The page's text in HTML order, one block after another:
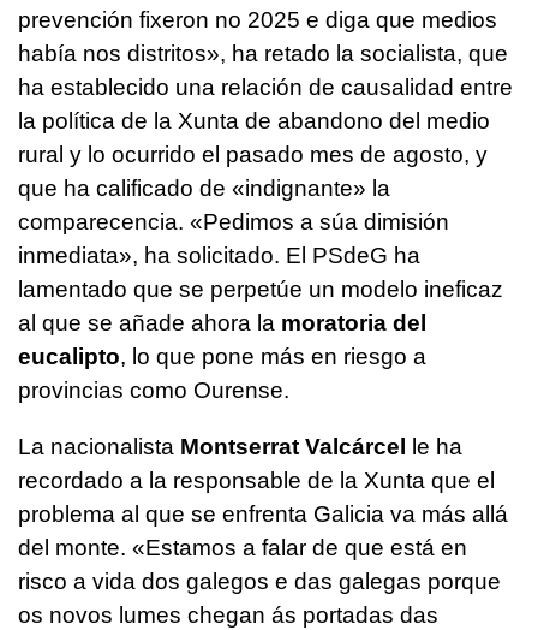
prevención fixeron no 2025 e diga que medios
había nos distritos», ha retado la socialista, que
ha establecido una relación de causalidad entre
la política de la Xunta de abandono del medio
rural y lo ocurrido el pasado mes de agosto, y
que ha calificado de «indignante» la
comparecencia. «Pedimos a súa dimisión
inmediata», ha solicitado. El PSdeG ha
lamentado que se perpetúe un modelo ineficaz
al que se añade ahora la moratoria del
eucalipto, lo que pone más en riesgo a
provincias como Ourense.
La nacionalista Montserrat Valcárcel
le ha
recordado a la responsable de la Xunta que el
problema al que se enfrenta Galicia va más allá
del monte. «Estamos a falar de que está en
risco a vida dos galegos e das galegas porque
os novos lumes chegan ás portadas das